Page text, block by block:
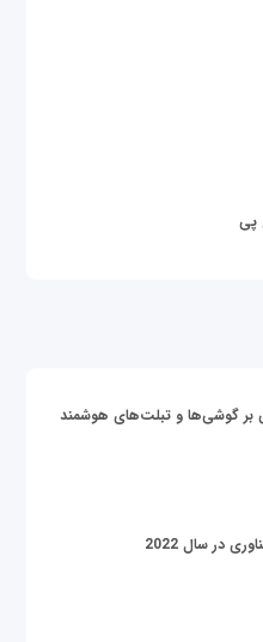
پی
بر گوشی‌ها و تبلت‌های هوشمند